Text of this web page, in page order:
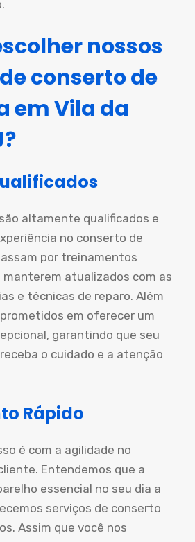
nossos
conserto de
em Vila da
altamente qualificados e
no conserto de
por treinamentos
manterem atualizados com as
e técnicas de reparo. Além
em oferecer um
garantindo que seu
o cuidado e a atenção
Rápido
é com a agilidade no
Entendemos que a
essencial no seu dia a
serviços de conserto
Assim que você nos